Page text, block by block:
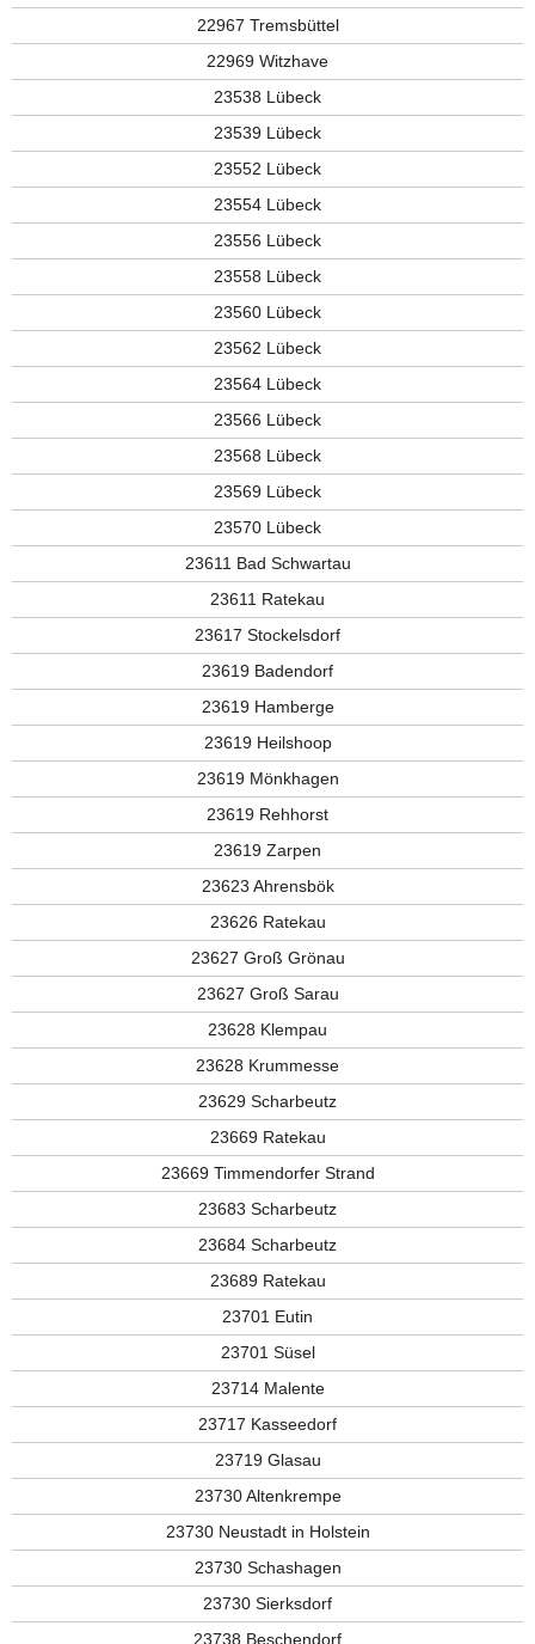
22967 Tremsbüttel
22969 Witzhave
23538 Lübeck
23539 Lübeck
23552 Lübeck
23554 Lübeck
23556 Lübeck
23558 Lübeck
23560 Lübeck
23562 Lübeck
23564 Lübeck
23566 Lübeck
23568 Lübeck
23569 Lübeck
23570 Lübeck
23611 Bad Schwartau
23611 Ratekau
23617 Stockelsdorf
23619 Badendorf
23619 Hamberge
23619 Heilshoop
23619 Mönkhagen
23619 Rehhorst
23619 Zarpen
23623 Ahrensbök
23626 Ratekau
23627 Groß Grönau
23627 Groß Sarau
23628 Klempau
23628 Krummesse
23629 Scharbeutz
23669 Ratekau
23669 Timmendorfer Strand
23683 Scharbeutz
23684 Scharbeutz
23689 Ratekau
23701 Eutin
23701 Süsel
23714 Malente
23717 Kasseedorf
23719 Glasau
23730 Altenkrempe
23730 Neustadt in Holstein
23730 Schashagen
23730 Sierksdorf
23738 Beschendorf